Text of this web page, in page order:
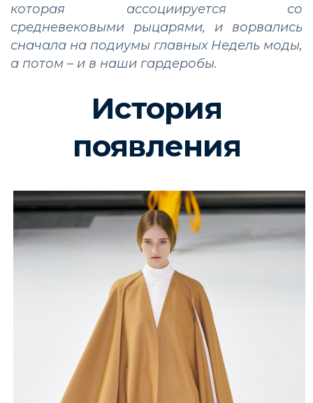
которая ассоциируется со
средневековыми рыцарями, и ворвались
сначала на подиумы главных Недель моды,
а потом – и в наши гардеробы.
История
появления